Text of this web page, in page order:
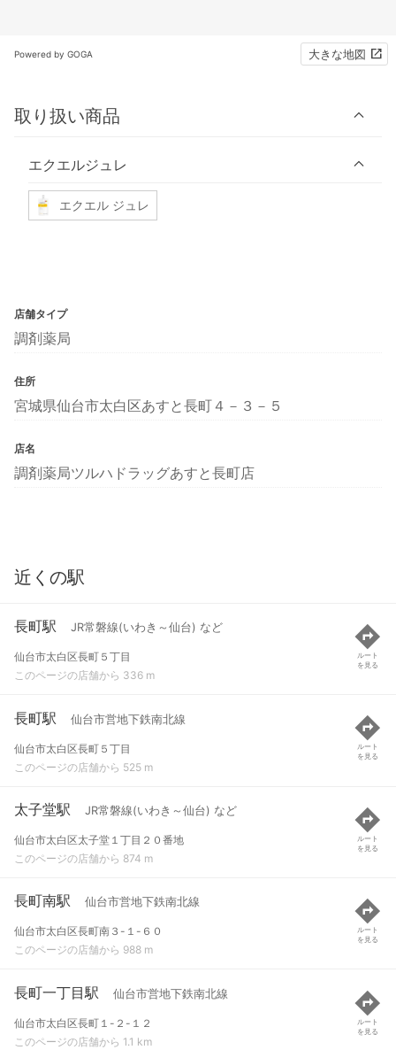
Powered by GOGA 大きな地図
取り扱い商品
エクエルジュレ
エクエル ジュレ
店舗タイプ
調剤薬局
住所
宮城県仙台市太白区あすと長町４－３－５
店名
調剤薬局ツルハドラッグあすと長町店
近くの駅
長町駅 JR常磐線(いわき～仙台) など
仙台市太白区長町５丁目
このページの店舗から 336 m
ルート
を見る
長町駅 仙台市営地下鉄南北線
仙台市太白区長町５丁目
このページの店舗から 525 m
ルート
を見る
太子堂駅 JR常磐線(いわき～仙台) など
仙台市太白区太子堂１丁目２０番地
このページの店舗から 874 m
ルート
を見る
長町南駅 仙台市営地下鉄南北線
仙台市太白区長町南３-１-６０
このページの店舗から 988 m
ルート
を見る
長町一丁目駅 仙台市営地下鉄南北線
仙台市太白区長町１-２-１２
このページの店舗から 1.1 km
ルート
を見る